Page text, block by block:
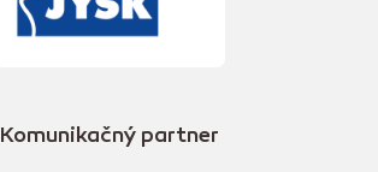
Komunikačný partner